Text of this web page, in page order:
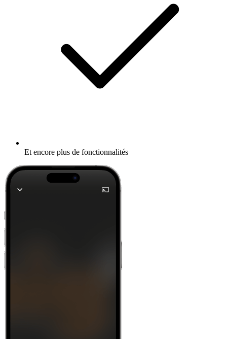
Et encore plus de fonctionnalités